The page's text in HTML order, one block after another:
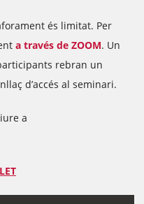
és limitat. Per
a través de ZOOM. Un
rebran un
d’accés al seminari.
a